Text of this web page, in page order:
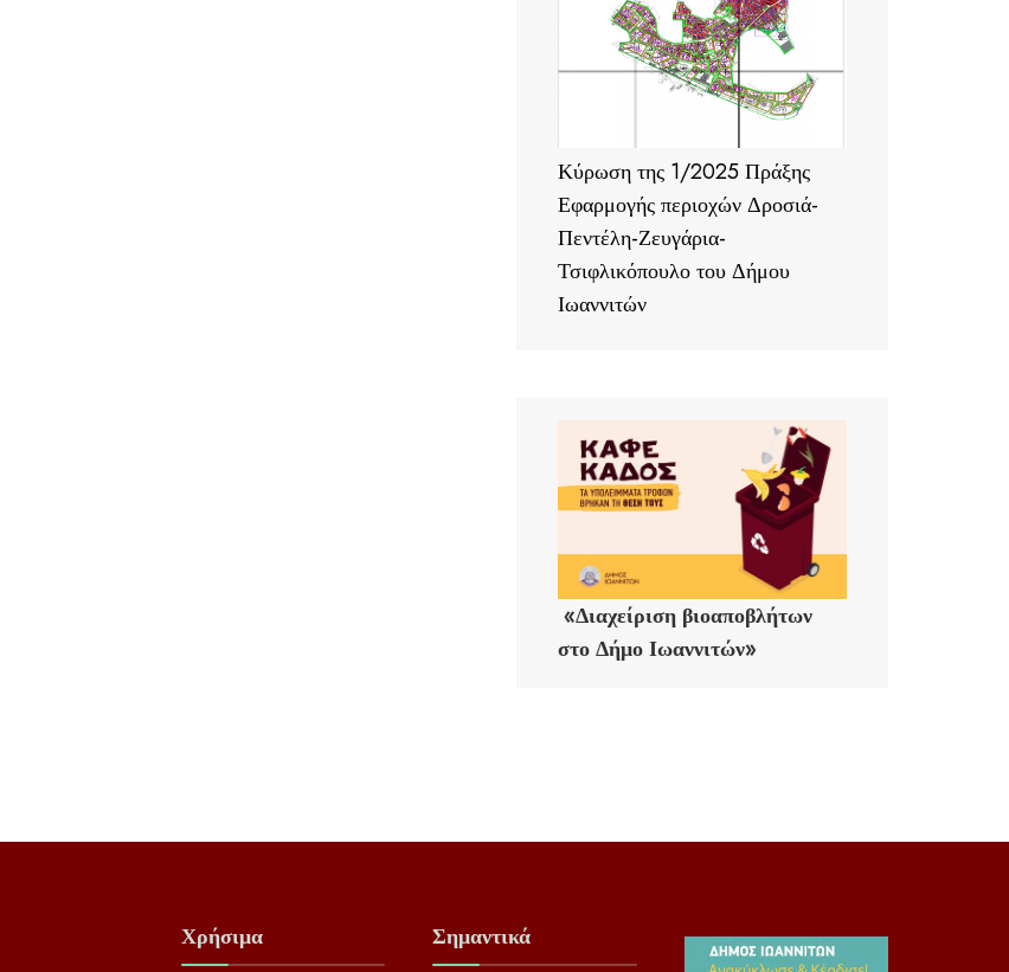
Κύρωση της 1/2025 Πράξης
Εφαρμογής περιοχών Δροσιά-
Πεντέλη-Ζευγάρια-
Τσιφλικόπουλο του Δήμου
Ιωαννιτών
«Διαχείριση βιοαποβλήτων
στο Δήμο Ιωαννιτών»
Χρήσιμα Σημαντικά